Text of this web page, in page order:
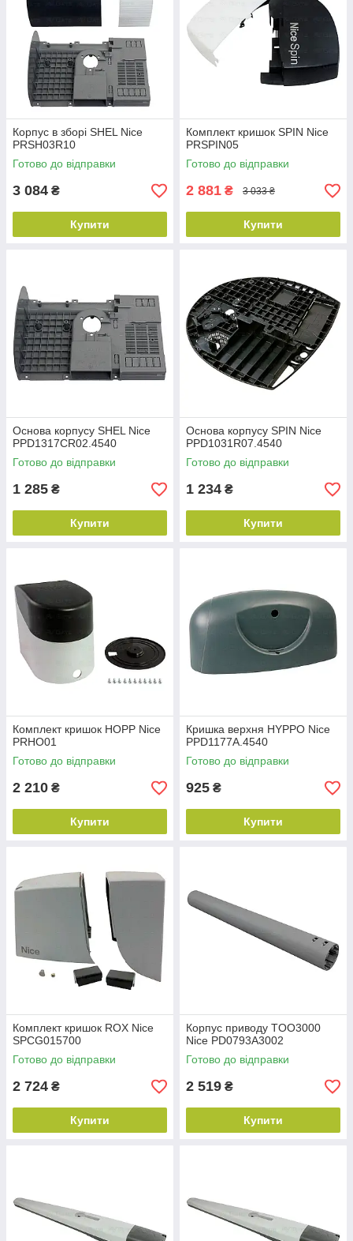
Корпус в зборі SHEL Nice
PRSH03R10
Готово до відправки
3 084 ₴
Купити
Комплект кришок SPIN Nice
PRSPIN05
Готово до відправки
2 881 ₴ 3 033 ₴
Купити
Основа корпусу SHEL Nice
PPD1317CR02.4540
Готово до відправки
1 285 ₴
Купити
Основа корпусу SPIN Nice
PPD1031R07.4540
Готово до відправки
1 234 ₴
Купити
Комплект кришок HOPP Nice
PRHO01
Готово до відправки
2 210 ₴
Купити
Кришка верхня HYPPO Nice
PPD1177A.4540
Готово до відправки
925 ₴
Купити
Комплект кришок ROX Nice
SPCG015700
Готово до відправки
2 724 ₴
Купити
Корпус приводу TOO3000
Nice PD0793A3002
Готово до відправки
2 519 ₴
Купити